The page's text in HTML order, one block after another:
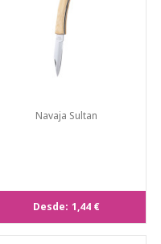
Navaja Sultan
Desde: 1,44 €